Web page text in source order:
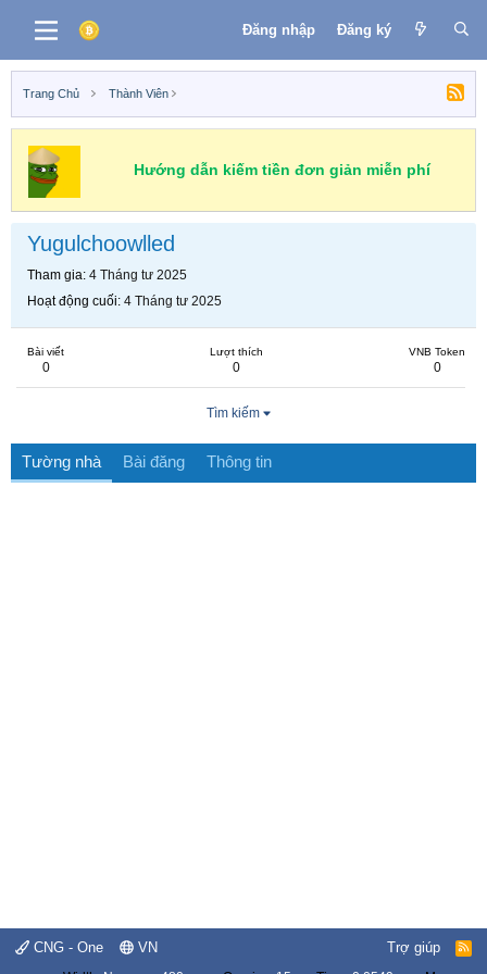
Đăng nhập Đăng ký
Trang Chủ Thành Viên
Hướng dẫn kiếm tiền đơn giản miễn phí
Yugulchoowlled
Tham gia 4 Tháng tư 2025
Hoạt động cuối 4 Tháng tư 2025
Bài viết
0
Lượt thích
0
VNB Token
0
Tìm kiếm
Tường nhà Bài đăng Thông tin
CNG - One VN Trợ giúp
R